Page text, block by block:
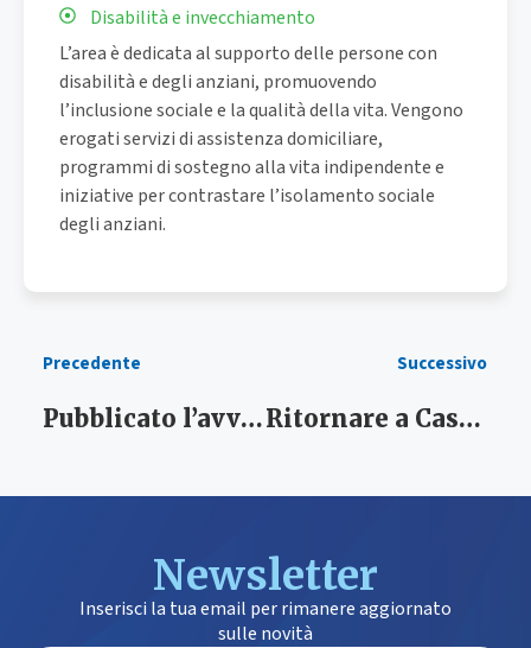
Precedente
Pubblicato l’avviso “SINE LIMES” per la concessione di buoni servizio per servizi a favore di persone con limitazione nell’autonomia
Successivo
Ritornare a Casa PLUS: avviso informativo
Disabilità e invecchiamento
L’area è dedicata al supporto delle persone con
disabilità e degli anziani, promuovendo
l’inclusione sociale e la qualità della vita. Vengono
erogati servizi di assistenza domiciliare,
programmi di sostegno alla vita indipendente e
iniziative per contrastare l’isolamento sociale
degli anziani.
Newsletter
Inserisci la tua email per rimanere aggiornato
sulle novità